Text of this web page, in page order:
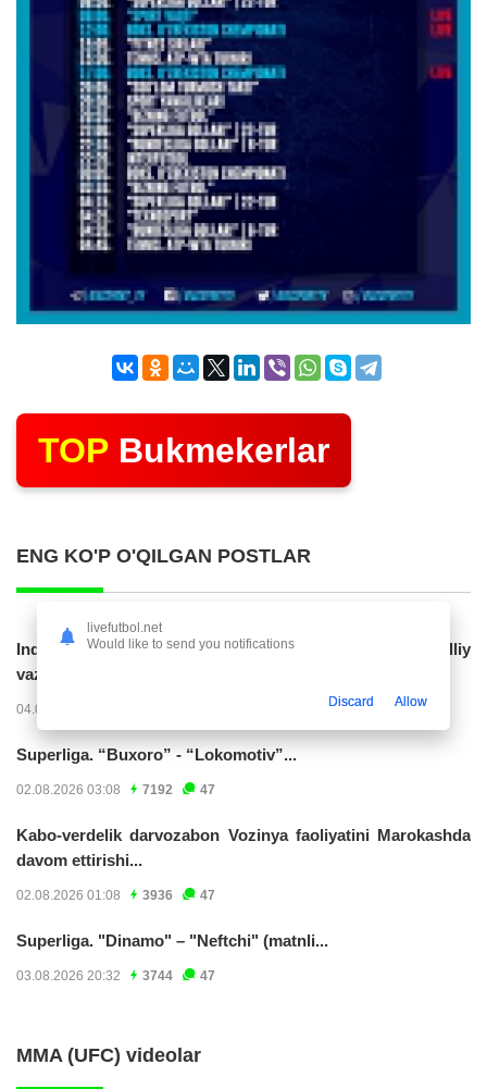
TOP Bukmekerlar
ENG KO'P O'QILGAN POSTLAR
Indoneziya prezidenti JCH-2030ga chiqishni umummilliy
vazifa deb...
04.08.2026 02:11
Superliga. “Buxoro” - “Lokomotiv”...
02.08.2026 03:08 7192 47
Kabo-verdelik darvozabon Vozinya faoliyatini Marokashda
davom ettirishi...
02.08.2026 01:08 3936 47
Superliga. "Dinamo" – "Neftchi" (matnli...
03.08.2026 20:32 3744 47
MMA (UFC) videolar
livefutbol.net
Would like to send you notifications
Discard Allow